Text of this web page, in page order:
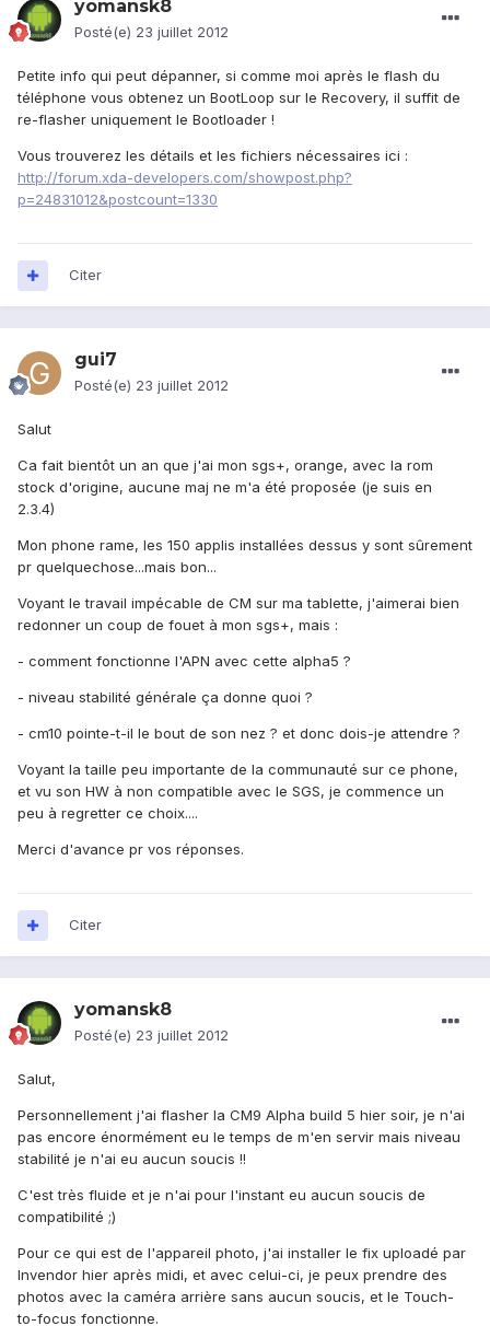
yomansk8
Posté(e) 23 juillet 2012
Petite info qui peut dépanner, si comme moi après le flash du
téléphone vous obtenez un BootLoop sur le Recovery, il suffit de
re-flasher uniquement le Bootloader !
Vous trouverez les détails et les fichiers nécessaires ici :
http://forum.xda-developers.com/showpost.php?
p=24831012&postcount=1330
Citer
gui7
Posté(e) 23 juillet 2012
Salut
Ca fait bientôt un an que j'ai mon sgs+, orange, avec la rom
stock d'origine, aucune maj ne m'a été proposée (je suis en
2.3.4)
Mon phone rame, les 150 applis installées dessus y sont sûrement
pr quelquechose...mais bon...
Voyant le travail impécable de CM sur ma tablette, j'aimerai bien
redonner un coup de fouet à mon sgs+, mais :
- comment fonctionne l'APN avec cette alpha5 ?
- niveau stabilité générale ça donne quoi ?
- cm10 pointe-t-il le bout de son nez ? et donc dois-je attendre ?
Voyant la taille peu importante de la communauté sur ce phone,
et vu son HW à non compatible avec le SGS, je commence un
peu à regretter ce choix....
Merci d'avance pr vos réponses.
Citer
yomansk8
Posté(e) 23 juillet 2012
Salut,
Personnellement j'ai flasher la CM9 Alpha build 5 hier soir, je n'ai
pas encore énormément eu le temps de m'en servir mais niveau
stabilité je n'ai eu aucun soucis !!
C'est très fluide et je n'ai pour l'instant eu aucun soucis de
compatibilité ;)
Pour ce qui est de l'appareil photo, j'ai installer le fix uploadé par
Invendor hier après midi, et avec celui-ci, je peux prendre des
photos avec la caméra arrière sans aucun soucis, et le Touch-
to-focus fonctionne.